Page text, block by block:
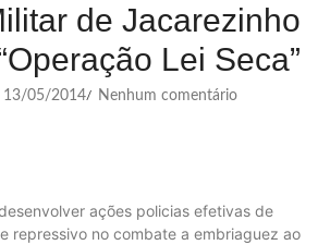
de Jacarezinho
Lei Seca”
13/05/2014/ Nenhum comentário
ações policias efetivas de
repressivo no combate a embriaguez ao